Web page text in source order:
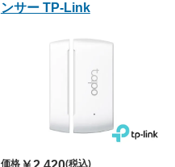
ンサー TP-Link
価格 (税込)